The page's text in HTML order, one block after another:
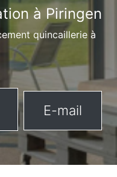
à Piringen
quincaillerie à
E-mail